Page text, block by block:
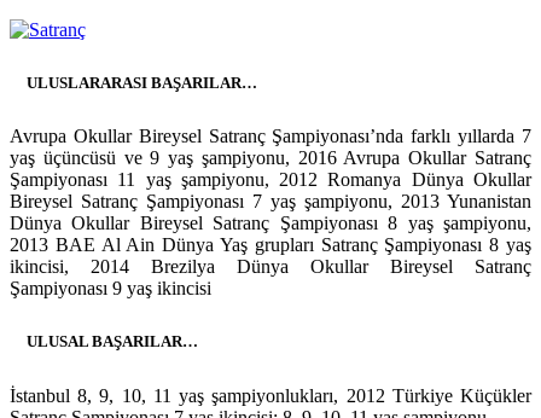
ULUSLARARASI BAŞARILAR…
Avrupa Okullar Bireysel Satranç Şampiyonası’nda farklı yıllarda 7
yaş üçüncüsü ve 9 yaş şampiyonu, 2016 Avrupa Okullar Satranç
Şampiyonası 11 yaş şampiyonu, 2012 Romanya Dünya Okullar
Bireysel Satranç Şampiyonası 7 yaş şampiyonu, 2013 Yunanistan
Dünya Okullar Bireysel Satranç Şampiyonası 8 yaş şampiyonu,
2013 BAE Al Ain Dünya Yaş grupları Satranç Şampiyonası 8 yaş
ikincisi, 2014 Brezilya Dünya Okullar Bireysel Satranç
Şampiyonası 9 yaş ikincisi
ULUSAL BAŞARILAR…
İstanbul 8, 9, 10, 11 yaş şampiyonlukları, 2012 Türkiye Küçükler